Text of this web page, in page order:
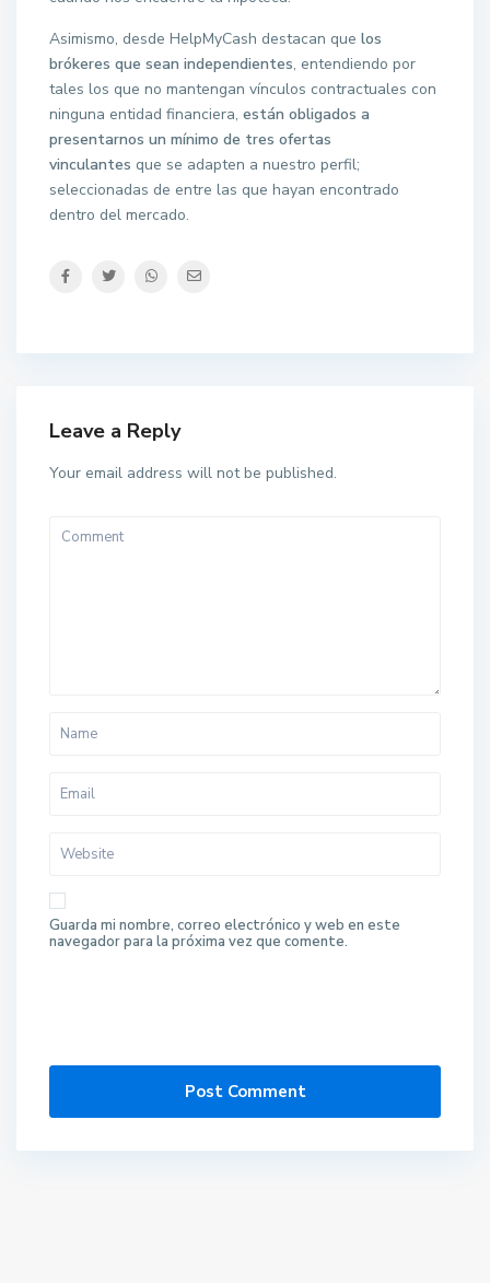
Asimismo, desde HelpMyCash destacan que los
brókeres que sean independientes, entendiendo por
tales los que no mantengan vínculos contractuales con
ninguna entidad financiera, están obligados a
presentarnos un mínimo de tres ofertas
vinculantes que se adapten a nuestro perfil;
seleccionadas de entre las que hayan encontrado
dentro del mercado.
Leave a Reply
Your email address will not be published.
Guarda mi nombre, correo electrónico y web en este
navegador para la próxima vez que comente.